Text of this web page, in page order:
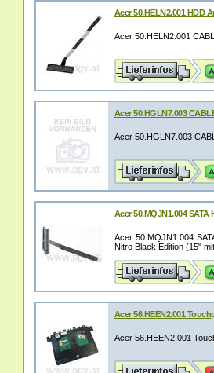
Acer 50.HELN2.001 HDD
Acer 50.HELN2.001
Acer 50.HGLN7.003
Acer 50.HGLN7.003
Acer 50.MQJN1.004
Acer 50.MQJN1.004
Nitro Black Edition (15"
Acer 56.HEEN2.001
Acer 56.HEEN2.001